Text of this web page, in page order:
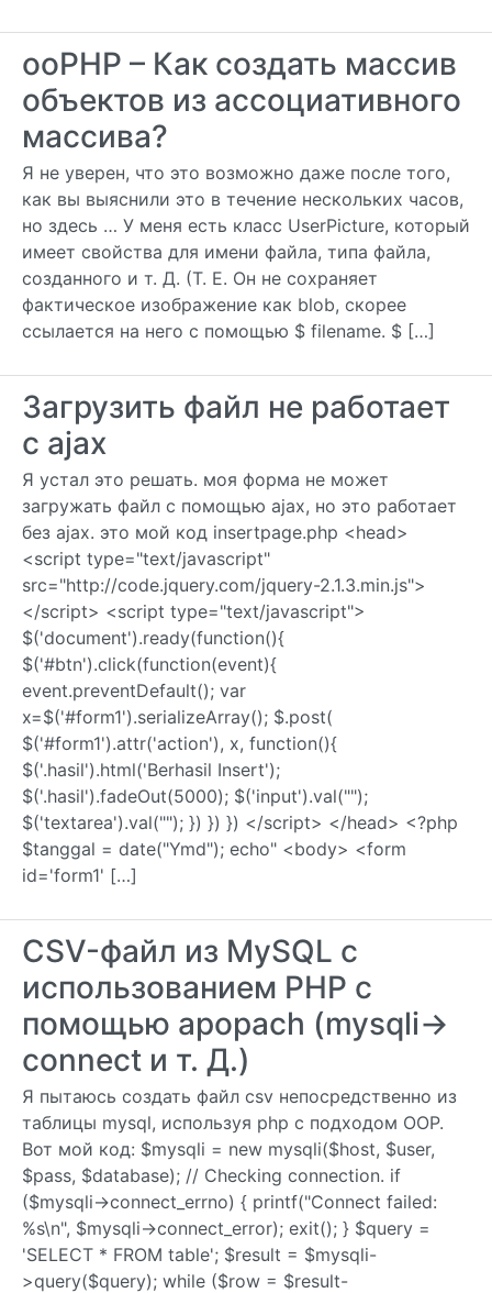
ooPHP – Как создать массив
объектов из ассоциативного
массива?
Я не уверен, что это возможно даже после того,
как вы выяснили это в течение нескольких часов,
но здесь … У меня есть класс UserPicture, который
имеет свойства для имени файла, типа файла,
созданного и т. Д. (Т. Е. Он не сохраняет
фактическое изображение как blob, скорее
ссылается на него с помощью $ filename. $ […]
Загрузить файл не работает
с ajax
Я устал это решать. моя форма не может
загружать файл с помощью ajax, но это работает
без ajax. это мой код insertpage.php <head>
<script type="text/javascript"
src="http://code.jquery.com/jquery-2.1.3.min.js">
</script> <script type="text/javascript">
$('document').ready(function(){
$('#btn').click(function(event){
event.preventDefault(); var
x=$('#form1').serializeArray(); $.post(
$('#form1').attr('action'), x, function(){
$('.hasil').html('Berhasil Insert');
$('.hasil').fadeOut(5000); $('input').val("");
$('textarea').val(""); }) }) }) </script> </head> <?php
$tanggal = date("Ymd"); echo" <body> <form
id='form1' […]
CSV-файл из MySQL с
использованием PHP с
помощью apopach (mysqli->
connect и т. Д.)
Я пытаюсь создать файл csv непосредственно из
таблицы mysql, используя php с подходом OOP.
Вот мой код: $mysqli = new mysqli($host, $user,
$pass, $database); // Checking connection. if
($mysqli->connect_errno) { printf("Connect failed:
%s\n", $mysqli->connect_error); exit(); } $query =
'SELECT * FROM table'; $result = $mysqli-
>query($query); while ($row = $result-